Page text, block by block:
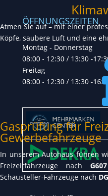
Atmen Sie auf – mit einer
Köpfe, saubere Luft und eine
Gasprüfung für
Gewerbefahrzeuge
In unserem Autohaus führen
Freizeitfahrzeuge nachG607
Schausteller-Fahrzeuge nach
ÖFFNUNGSZEITEN
Montag - Donnerstag
08:00 - 12:30 / 13:30 -
Freitag
08:00 - 12:30 / 13:30 -